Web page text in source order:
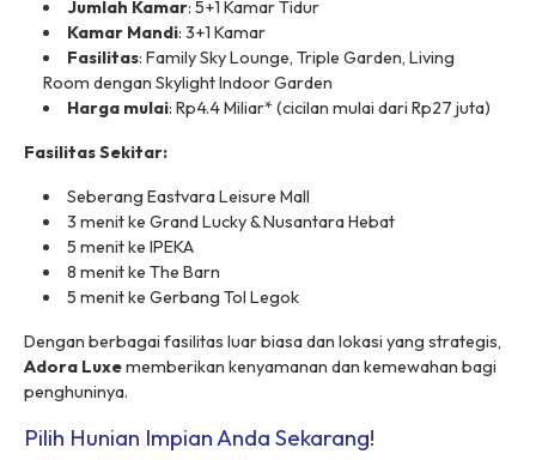
Jumlah Kamar: 5+1 Kamar Tidur
Kamar Mandi: 3+1 Kamar
Fasilitas: Family Sky Lounge, Triple Garden, Living
Room dengan Skylight Indoor Garden
Harga mulai: Rp4.4 Miliar* (cicilan mulai dari Rp27 juta)
Fasilitas Sekitar:
Seberang Eastvara Leisure Mall
3 menit ke Grand Lucky & Nusantara Hebat
5 menit ke IPEKA
8 menit ke The Barn
5 menit ke Gerbang Tol Legok
Dengan berbagai fasilitas luar biasa dan lokasi yang strategis,
Adora Luxememberikan kenyamanan dan kemewahan bagi
penghuninya.
Pilih Hunian Impian Anda Sekarang!